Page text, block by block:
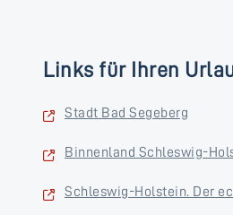
Links für Ihren
Stadt Bad Segeberg
Binnenland Schleswig-
Schleswig-Holstein. Der